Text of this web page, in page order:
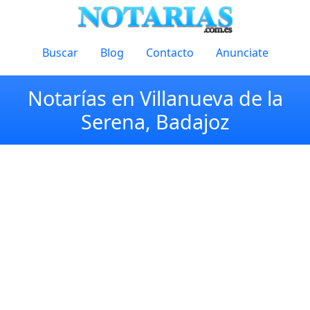
Buscar Blog Contacto Anunciate
Notarías en Villanueva de la
Serena, Badajoz